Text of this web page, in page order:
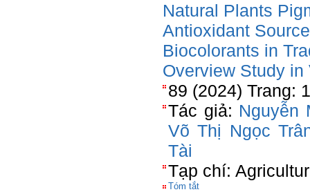
Natural Plants
Antioxidant
Biocolorants in
Overview Study in
89 (2024) Trang:
Tác giả: Nguyễn
Võ Thị Ngọc
Tài
Tạp chí:
Tóm tắt